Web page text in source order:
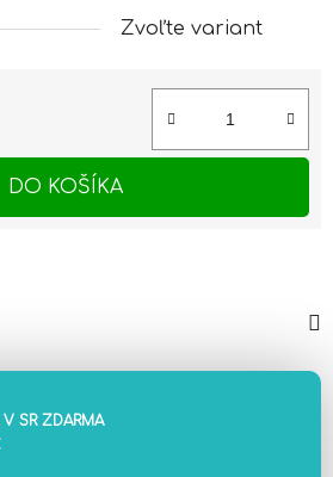
Zvoľte variant
DO KOŠÍKA
V SR ZDARMA